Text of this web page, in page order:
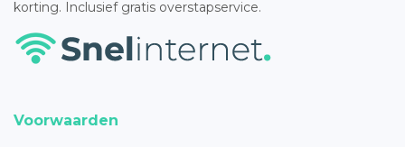
korting. Inclusief gratis overstapservice.
Voorwaarden